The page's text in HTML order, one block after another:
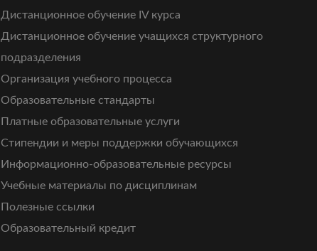
Дистанционное обучение IV курса
Дистанционное обучение учащихся структурного
подразделения
Организация учебного процесса
Образовательные стандарты
Платные образовательные услуги
Стипендии и меры поддержки обучающихся
Информационно-образовательные ресурсы
Учебные материалы по дисциплинам
Полезные ссылки
Образовательный кредит